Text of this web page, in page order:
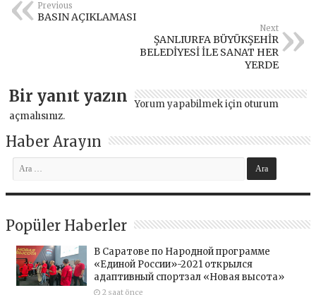
Previous
BASIN AÇIKLAMASI
Next
ŞANLIURFA BÜYÜKŞEHİR
BELEDİYESİ İLE SANAT HER
YERDE
Bir yanıt yazın Yorum yapabilmek için oturum
açmalısınız.
Haber Arayın
Popüler Haberler
В Саратове по Народной программе
«Единой России»-2021 открылся
адаптивный спортзал «Новая высота»
2 saat önce